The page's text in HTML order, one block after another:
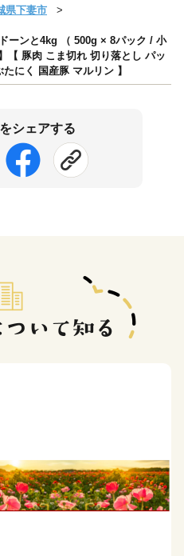
県下妻市
ーンと4kg （ 500g × 8パック / 小
【 豚肉 こま切れ 切り落とし パッ
にく 国産豚 マルリン 】
シェアする